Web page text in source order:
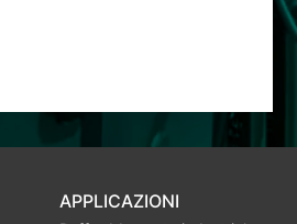
APPLICAZIONI